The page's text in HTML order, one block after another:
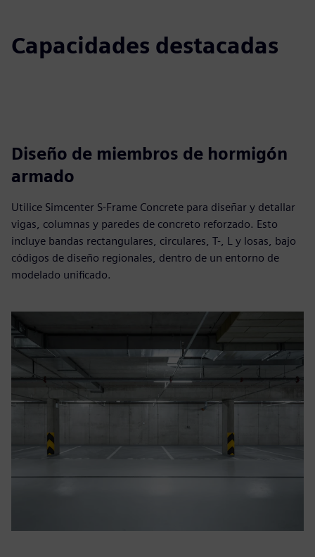
Capacidades destacadas
Diseño de miembros de hormigón
armado
Utilice Simcenter S-Frame Concrete para diseñar y detallar
vigas, columnas y paredes de concreto reforzado. Esto
incluye bandas rectangulares, circulares, T-, L y losas, bajo
códigos de diseño regionales, dentro de un entorno de
modelado unificado.